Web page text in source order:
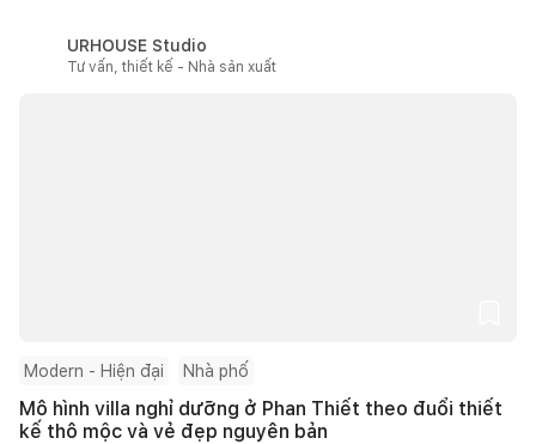
URHOUSE Studio
Tư vấn, thiết kế - Nhà sản xuất
Modern - Hiện đại Nhà phố
Mô hình villa nghỉ dưỡng ở Phan Thiết theo đuổi thiết
kế thô mộc và vẻ đẹp nguyên bản